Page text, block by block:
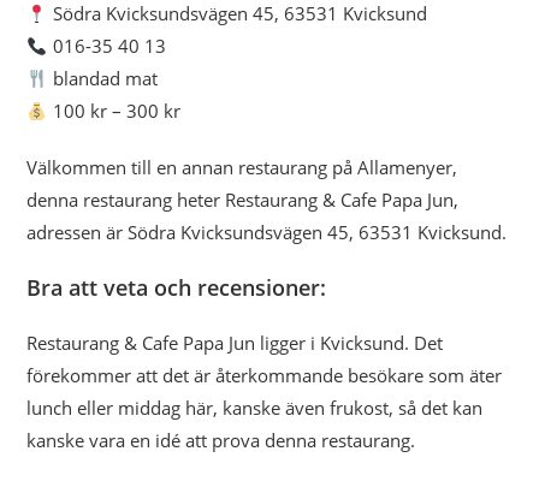
Södra Kvicksundsvägen 45, 63531 Kvicksund
016-35 40 13
blandad mat
100 kr – 300 kr
Välkommen till en annan restaurang på Allamenyer,
denna restaurang heter Restaurang & Cafe Papa Jun,
adressen är Södra Kvicksundsvägen 45, 63531 Kvicksund.
Bra att veta och recensioner:
Restaurang & Cafe Papa Jun ligger i Kvicksund. Det
förekommer att det är återkommande besökare som äter
lunch eller middag här, kanske även frukost, så det kan
kanske vara en idé att prova denna restaurang.